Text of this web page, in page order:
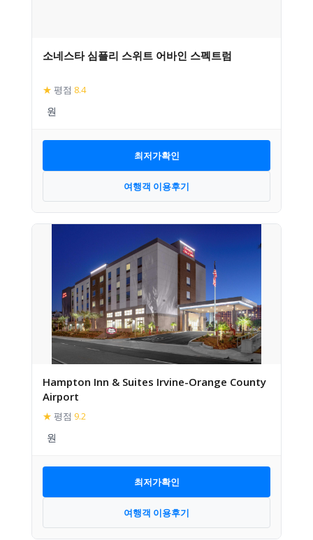
소네스타 심플리 스위트 어바인 스펙트럼
★ 평점 8.4
최저가확인
여행객 이용후기
Hampton Inn & Suites Irvine-Orange County
Airport
★ 평점 9.2
최저가확인
여행객 이용후기